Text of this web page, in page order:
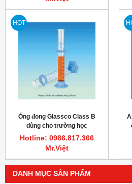
DANH MỤC SẢN PHẨM
HOT
Óng đong Glassco Class B
dùng cho trường học
Hotline: 0986.817.366
Mr.Việt